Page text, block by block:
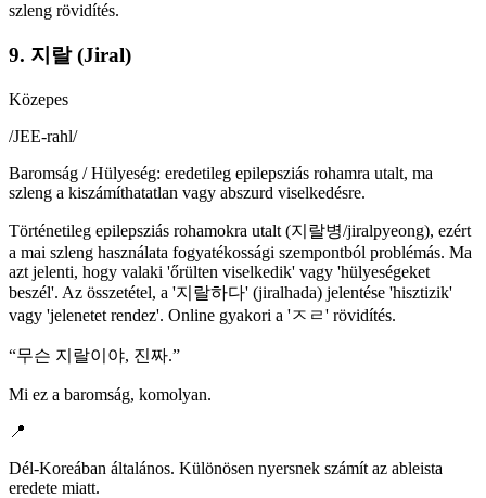
szleng rövidítés.
9. 지랄 (Jiral)
Közepes
/JEE-rahl/
Baromság / Hülyeség: eredetileg epilepsziás rohamra utalt, ma
szleng a kiszámíthatatlan vagy abszurd viselkedésre.
Történetileg epilepsziás rohamokra utalt (지랄병/jiralpyeong), ezért
a mai szleng használata fogyatékossági szempontból problémás. Ma
azt jelenti, hogy valaki 'őrülten viselkedik' vagy 'hülyeségeket
beszél'. Az összetétel, a '지랄하다' (jiralhada) jelentése 'hisztizik'
vagy 'jelenetet rendez'. Online gyakori a 'ㅈㄹ' rövidítés.
“무슨 지랄이야, 진짜.”
Mi ez a baromság, komolyan.
📍
Dél-Koreában általános. Különösen nyersnek számít az ableista
eredete miatt.